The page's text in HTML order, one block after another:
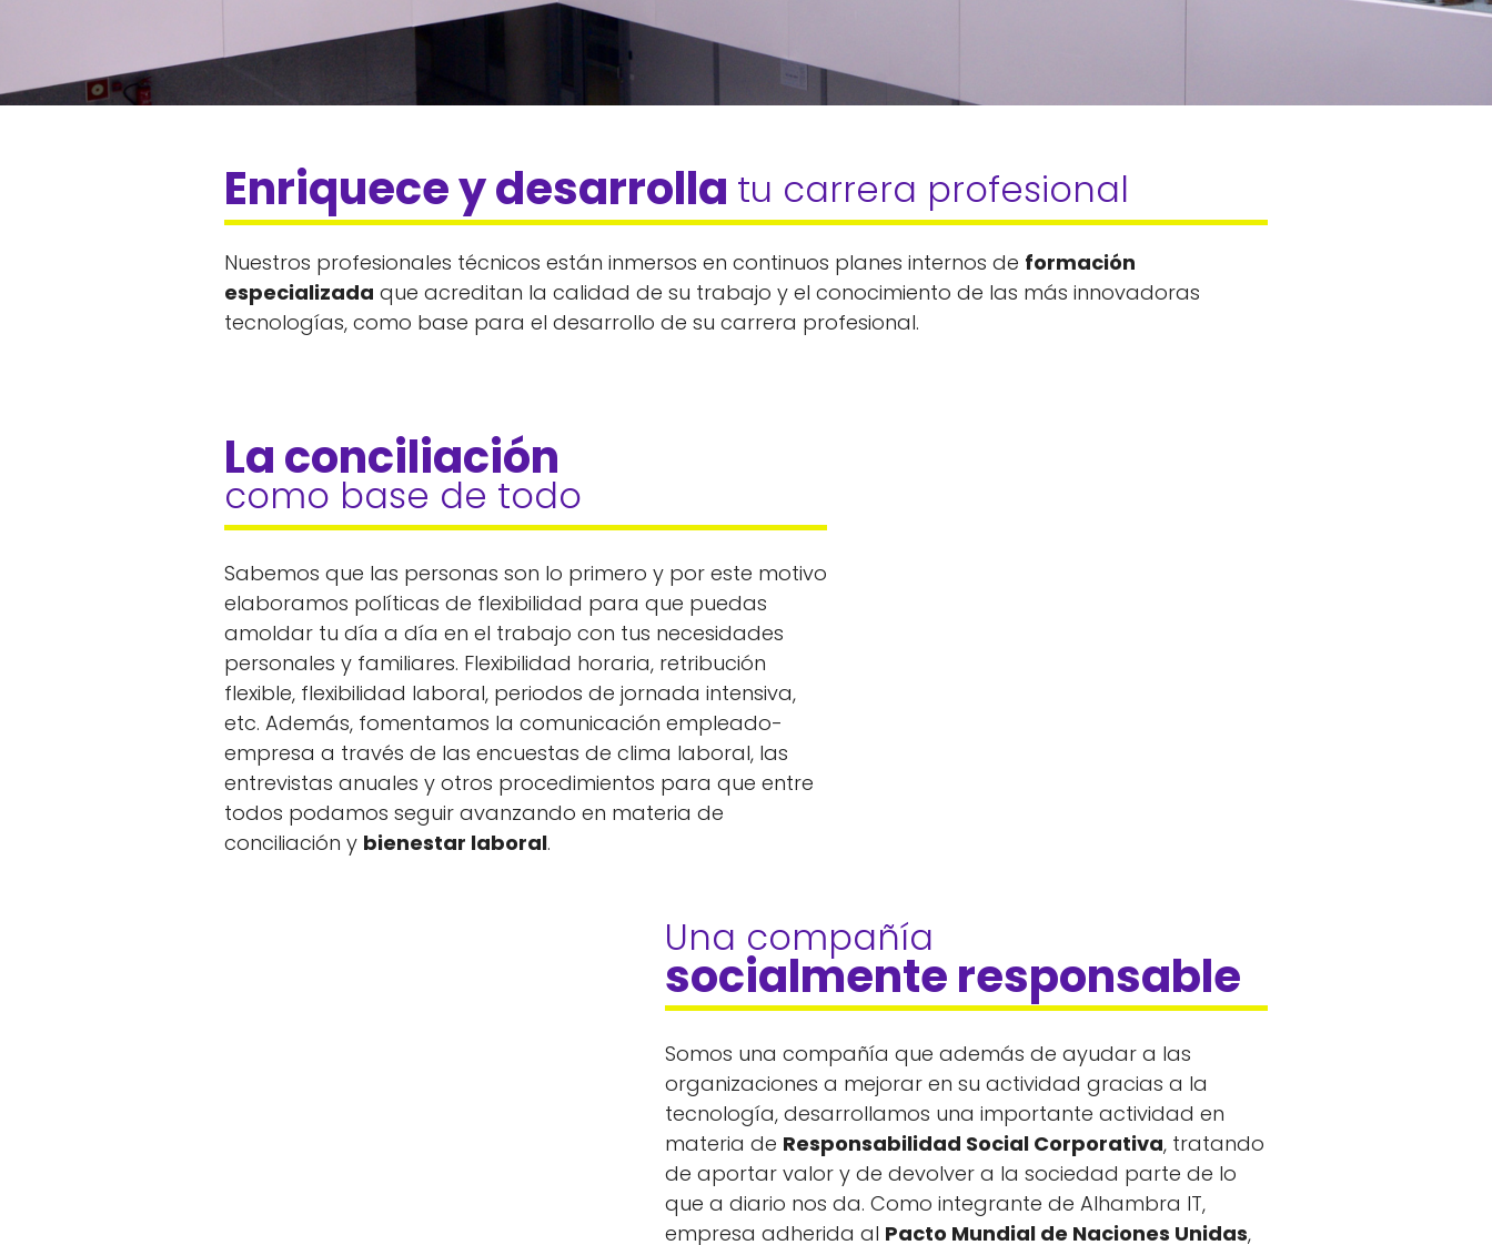
Enriquece y desarrolla tu carrera profesional
Nuestros profesionales técnicos están inmersos en continuos planes internos de formación
especializada que acreditan la calidad de su trabajo y el conocimiento de las más innovadoras
tecnologías, como base para el desarrollo de su carrera profesional.
La conciliación
como base de todo
Sabemos que las personas son lo primero y por este motivo
elaboramos políticas de flexibilidad para que puedas
amoldar tu día a día en el trabajo con tus necesidades
personales y familiares. Flexibilidad horaria, retribución
flexible, flexibilidad laboral, periodos de jornada intensiva,
etc. Además, fomentamos la comunicación empleado-
empresa a través de las encuestas de clima laboral, las
entrevistas anuales y otros procedimientos para que entre
todos podamos seguir avanzando en materia de
conciliación y bienestar laboral.
Una compañía
socialmente responsable
Somos una compañía que además de ayudar a las
organizaciones a mejorar en su actividad gracias a la
tecnología, desarrollamos una importante actividad en
materia de Responsabilidad Social Corporativa, tratando
de aportar valor y de devolver a la sociedad parte de lo
que a diario nos da. Como integrante de Alhambra IT,
empresa adherida al Pacto Mundial de Naciones Unidas,